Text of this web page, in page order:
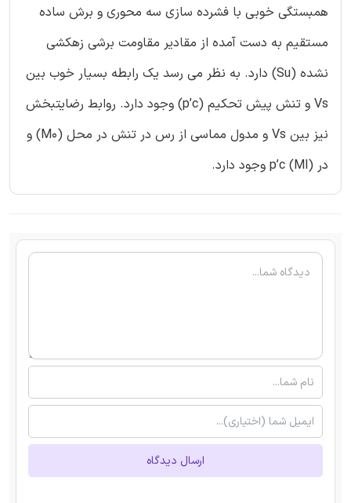
همبستگی خوبی با فشرده سازی سه محوری و برش ساده
مستقیم به دست آمده از مقادیر مقاومت برشی زهکشی
نشده (Su) دارد. به نظر می رسد یک رابطه بسیار خوب بین
Vs و تنش پیش تحکیم (p’c) وجود دارد. روابط رضایتبخش
نیز بین Vs و مدول مماسی از رس در تنش در محل (M0) و
در p’c (Ml) وجود دارد.
ارسال دیدگاه